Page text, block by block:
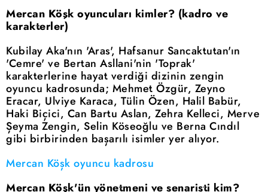
Mercan Köşk oyuncuları kimler? (kadro ve
karakterler)
Kubilay Aka'nın 'Aras', Hafsanur Sancaktutan'ın
'Cemre' ve Bertan Asllani'nin 'Toprak'
karakterlerine hayat verdiği dizinin zengin
oyuncu kadrosunda; Mehmet Özgür, Zeyno
Eracar, Ulviye Karaca, Tülin Özen, Halil Babür,
Haki Biçici, Can Bartu Aslan, Zehra Kelleci, Merve
Şeyma Zengin, Selin Köseoğlu ve Berna Cındıl
gibi birbirinden başarılı isimler yer alıyor.
Mercan Köşk oyuncu kadrosu
Mercan Köşk'ün yönetmeni ve senaristi kim?